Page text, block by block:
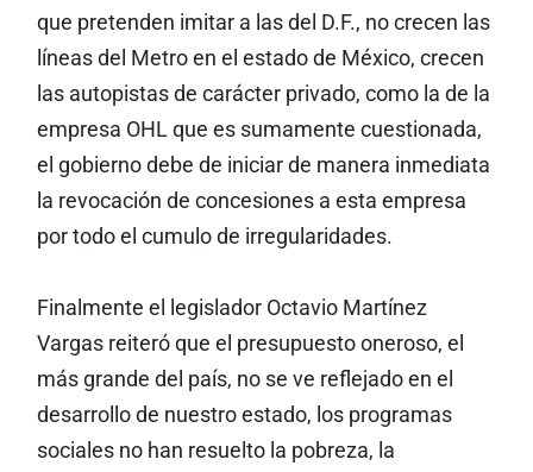
que pretenden imitar a las del D.F., no crecen las
líneas del Metro en el estado de México, crecen
las autopistas de carácter privado, como la de la
empresa OHL que es sumamente cuestionada,
el gobierno debe de iniciar de manera inmediata
la revocación de concesiones a esta empresa
por todo el cumulo de irregularidades.
Finalmente el legislador Octavio Martínez
Vargas reiteró que el presupuesto oneroso, el
más grande del país, no se ve reflejado en el
desarrollo de nuestro estado, los programas
sociales no han resuelto la pobreza, la